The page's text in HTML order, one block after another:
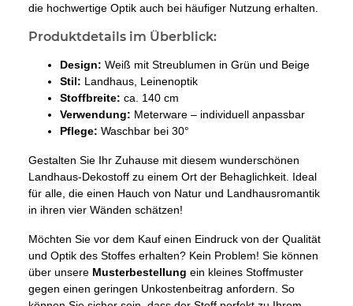
die hochwertige Optik auch bei häufiger Nutzung erhalten.
Produktdetails im Überblick:
Design: Weiß mit Streublumen in Grün und Beige
Stil: Landhaus, Leinenoptik
Stoffbreite: ca. 140 cm
Verwendung: Meterware – individuell anpassbar
Pflege: Waschbar bei 30°
Gestalten Sie Ihr Zuhause mit diesem wunderschönen
Landhaus-Dekostoff zu einem Ort der Behaglichkeit. Ideal
für alle, die einen Hauch von Natur und Landhausromantik
in ihren vier Wänden schätzen!
Möchten Sie vor dem Kauf einen Eindruck von der Qualität
und Optik des Stoffes erhalten? Kein Problem! Sie können
über unsere Musterbestellung ein kleines Stoffmuster
gegen einen geringen Unkostenbeitrag anfordern. So